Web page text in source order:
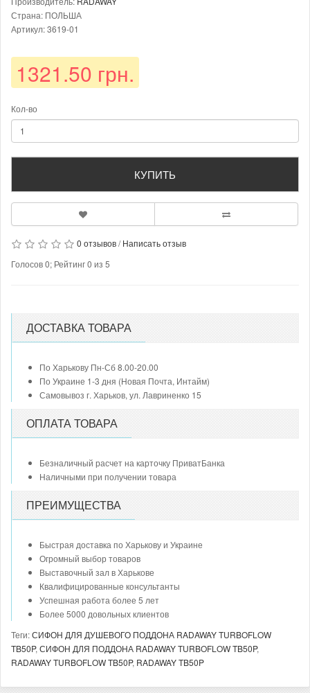
Страна: ПОЛЬША
Артикул: 3619-01
1321.50 грн.
Кол-во
КУПИТЬ
0 отзывов/Написать отзыв
Голосов0; Рейтинг0 из 5
ДОСТАВКА ТОВАРА
По Харькову Пн-Сб 8.00-20.00
По Украине 1-3 дня (Новая Почта, Интайм)
Самовывоз г. Харьков, ул. Лавриненко 15
ОПЛАТА ТОВАРА
Безналичный расчет на карточку ПриватБанка
Наличными при получении товара
ПРЕИМУЩЕСТВА
Быстрая доставка по Харькову и Украине
Огромный выбор товаров
Выставочный зал в Харькове
Квалифицированные консультанты
Успешная работа более 5 лет
Более 5000 довольных клиентов
Теги:СИФОН ДЛЯ ДУШЕВОГО ПОДДОНА RADAWAY TURBOFLOW
TB50P, СИФОН ДЛЯ ПОДДОНА RADAWAY TURBOFLOW TB50P,
RADAWAY TURBOFLOW TB50P, RADAWAY TB50P